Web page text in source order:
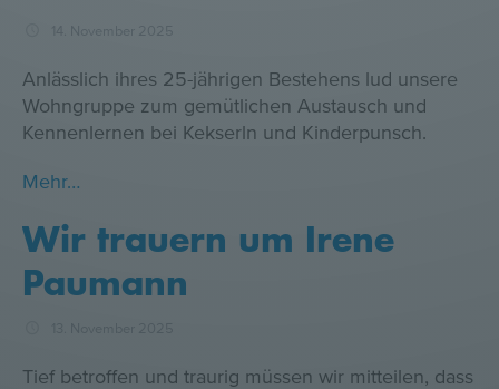
Anlässlich ihres 25-jährigen Bestehens lud unsere
Wohngruppe zum gemütlichen Austausch und
Kennenlernen bei Kekserln und Kinderpunsch.
Mehr…
Wir trauern um Irene
Paumann
Tief betroffen und traurig müssen wir mitteilen, dass